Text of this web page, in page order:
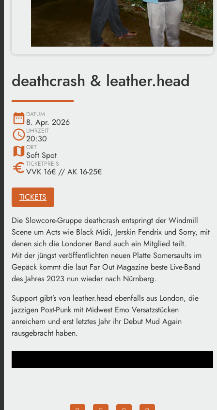
deathcrash & leather.head
date_range DATUM
8. Apr. 2026
scheduleUHRZEIT
20:30
map ORT
Soft Spot
euro TICKETPREIS
VVK 16€ // AK 16-25€
TICKETS
Die Slowcore-Gruppe deathcrash entspringt der Windmill
Scene um Acts wie Black Midi, Jerskin Fendrix und Sorry, mit
denen sich die Londoner Band auch ein Mitglied teilt.
Mit der jüngst veröffentlichten neuen Platte Somersaults im
Gepäck kommt die laut Far Out Magazine beste Live-Band
des Jahres 2023 nun wieder nach Nürnberg.
Support gibt’s von leather.head ebenfalls aus London, die
jazzigen Post-Punk mit Midwest Emo Versatzstücken
anreichern und erst letztes Jahr ihr Debut Mud Again
rausgebracht haben.